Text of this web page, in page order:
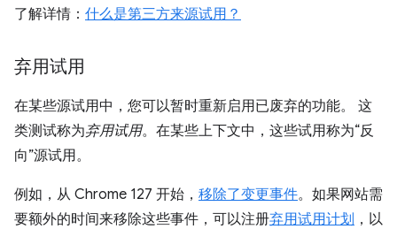
了解详情： 什么是第三方来源试用？
弃用试用
在某些源试用中，您可以暂时重新启用已废弃的功能。 这
类测试称为弃用试用。在某些上下文中，这些试用称为“反
向”源试用。
例如，从 Chrome 127 开始， 移除了变更事件。如果网站需
要额外的时间来移除这些事件，可以注册弃用试用计划 ，以